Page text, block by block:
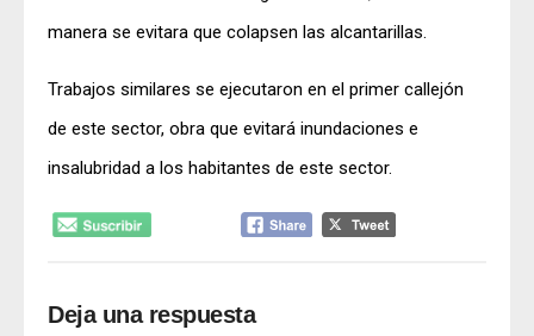
manera se evitara que colapsen las alcantarillas.
Trabajos similares se ejecutaron en el primer callejón
de este sector, obra que evitará inundaciones e
insalubridad a los habitantes de este sector.
Deja una respuesta